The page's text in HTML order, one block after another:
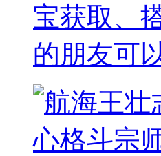
宝获取、
的朋友可